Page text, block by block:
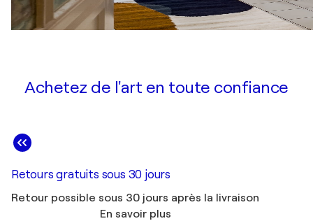
Achetez de l'art en toute confiance
Retours gratuits sous 30 jours
Retour possible sous 30 jours après la livraison
En savoir plus